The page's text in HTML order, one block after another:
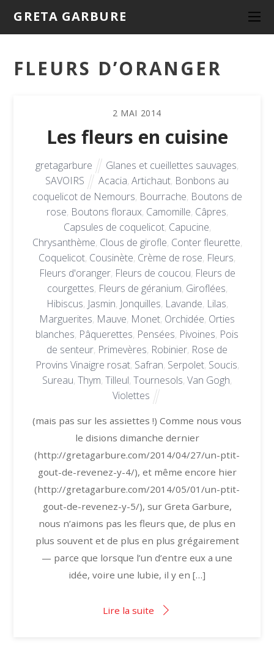
GRETA GARBURE
FLEURS D’ORANGER
2 MAI 2014
Les fleurs en cuisine
gretagarbure Glanes et cueillettes sauvages,
SAVOIRS
Acacia, Artichaut, Bonbons au
coquelicot de Nemours, Bourrache, Boutons de
rose, Boutons floraux, Camomille, Câpres,
Capsules de coquelicot, Capucine,
Chrysanthème, Clous de girofle, Conter fleurette,
Coquelicot, Cousinète, Crème de rose, Fleurs,
Fleurs d'oranger, Fleurs de coucou, Fleurs de
courgettes, Fleurs de géranium, Giroflées,
Hibiscus, Jasmin, Jonquilles, Lavande, Lilas,
Marguerites, Mauve, Monet, Orchidée, Orties
blanches, Pâquerettes, Pensées, Pivoines, Pois
de senteur, Primevères, Robinier, Rose de
Provins Vinaigre rosat, Safran, Serpolet, Soucis,
Sureau, Thym, Tilleul, Tournesols, Van Gogh,
Violettes
(mais pas sur les assiettes !) Comme nous vous
le disions dimanche dernier
(http://gretagarbure.com/2014/04/27/un-ptit-
gout-de-revenez-y-4/), et même encore hier
(http://gretagarbure.com/2014/05/01/un-ptit-
gout-de-revenez-y-5/), sur Greta Garbure,
nous n’aimons pas les fleurs que, de plus en
plus souvent et de plus en plus grégairement
— parce que lorsque l’un d’entre eux a une
idée, voire une lubie, il y en […]
Lire la suite